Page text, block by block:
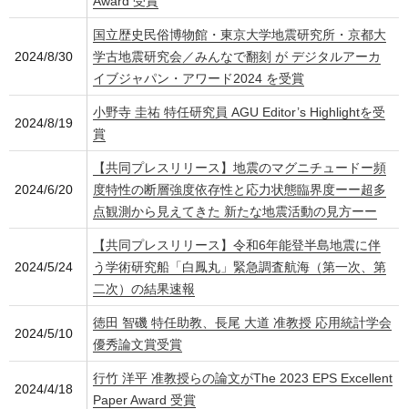
2024/8/30
国立歴史民俗博物館・東京大学地震研究所・京都大
学古地震研究会／みんなで翻刻 が デジタルアーカ
イブジャパン・アワード2024 を受賞
2024/8/19
小野寺 圭祐 特任研究員 AGU Editor’s Highlightを受
賞
2024/6/20
【共同プレスリリース】地震のマグニチュードー頻
度特性の断層強度依存性と応力状態臨界度ーー超多
点観測から見えてきた 新たな地震活動の見方ーー
2024/5/24
【共同プレスリリース】令和6年能登半島地震に伴
う学術研究船「白鳳丸」緊急調査航海（第一次、第
二次）の結果速報
2024/5/10
徳田 智磯 特任助教、長尾 大道 准教授 応用統計学会
優秀論文賞受賞
2024/4/18
行竹 洋平 准教授らの論文がThe 2023 EPS Excellent
Paper Award 受賞